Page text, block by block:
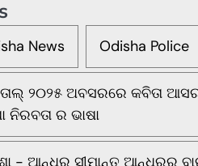
News Odisha Police
୨୦୨୫ ଅବସରରେ କବିତା
ନିରବତା ର ଭାଷା
- ଆନ୍ଧ୍ର ସୀମାନ୍ତ ଆନ୍ଧ୍ରର